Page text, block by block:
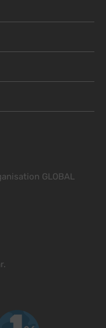
GLOBAL